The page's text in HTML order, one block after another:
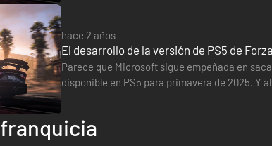
hace 2 años
El desarrollo de la versión de PS5 de
Parece que Microsoft sigue empeñada en
disponible en PS5 para primavera de 2025. Y